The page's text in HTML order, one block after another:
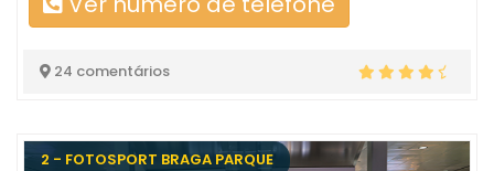
24 comentários
2 - FOTOSPORT BRAGA PARQUE